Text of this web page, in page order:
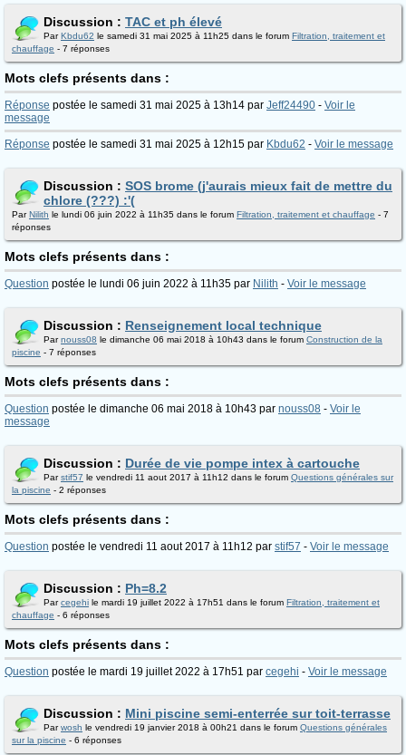
Discussion : TAC et ph élevé
ParKbdu62 le samedi 31 mai 2025 à 11h25 dans le forum Filtration, traitement et
chauffage - 7 réponses
Mots clefs présents dans :
Réponse postée le samedi 31 mai 2025 à 13h14 par Jeff24490 - Voir le
message
Réponse postée le samedi 31 mai 2025 à 12h15 par Kbdu62 - Voir le message
Discussion : SOS brome (j'aurais mieux fait de mettre du
chlore (???) :'(
ParNilith le lundi 06 juin 2022 à 11h35 dans le forum Filtration, traitement et chauffage - 7
réponses
Mots clefs présents dans :
Question postée le lundi 06 juin 2022 à 11h35 par Nilith - Voir le message
Discussion : Renseignement local technique
Parnouss08 le dimanche 06 mai 2018 à 10h43 dans le forum Construction de la
piscine - 7 réponses
Mots clefs présents dans :
Question postée le dimanche 06 mai 2018 à 10h43 par nouss08 - Voir le
message
Discussion : Durée de vie pompe intex à cartouche
Parstif57 le vendredi 11 aout 2017 à 11h12 dans le forum Questions générales sur
la piscine - 2 réponses
Mots clefs présents dans :
Question postée le vendredi 11 aout 2017 à 11h12 par stif57 - Voir le message
Discussion : Ph=8.2
Parcegehi le mardi 19 juillet 2022 à 17h51 dans le forum Filtration, traitement et
chauffage - 6 réponses
Mots clefs présents dans :
Question postée le mardi 19 juillet 2022 à 17h51 par cegehi - Voir le message
Discussion : Mini piscine semi-enterrée sur toit-terrasse
Parwosh le vendredi 19 janvier 2018 à 00h21 dans le forum Questions générales
sur la piscine - 6 réponses